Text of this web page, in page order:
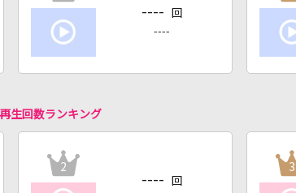
---- 回
----
再生回数ランキング
2
---- 回
3